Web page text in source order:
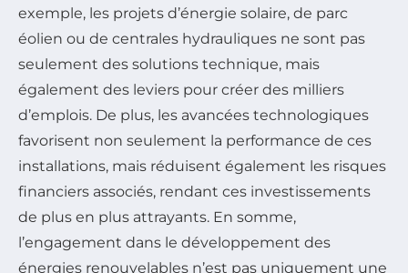
exemple, les projets d’énergie solaire, de parc
éolien ou de centrales hydrauliques ne sont pas
seulement des solutions technique, mais
également des leviers pour créer des milliers
d’emplois. De plus, les avancées technologiques
favorisent non seulement la performance de ces
installations, mais réduisent également les risques
financiers associés, rendant ces investissements
de plus en plus attrayants. En somme,
l’engagement dans le développement des
énergies renouvelables n’est pas uniquement une